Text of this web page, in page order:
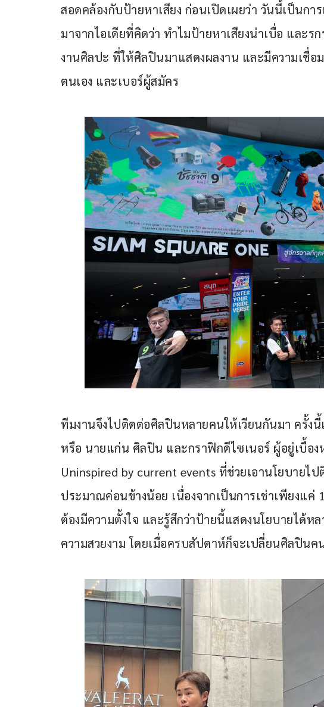
สอดคล้องกับป้ายหาเสียง ก่อนเปิดเผยว่า วันนี้เป็นกา
มาจากไอเดียที่คิดว่า ทำไมป้ายหาเสียงน่าเบื่อ และร
งานศิลปะ ที่ให้ศิลปินมาแสดงผลงาน และมีความเชื่อ
ตนเอง และเบอร์ผู้สมัคร
ทีมงานจึงไปติดต่อศิลปินหลายคนให้เวียนกันมา ครั้ง
หรือ นายแก่น ศิลปิน และกราฟิกดีไซเนอร์ ผู้อยู่เบื้อ
Uninspired by current events ที่ช่วยเอานโยบายไ
ประมาณค่อนข้างน้อย เนื่องจากเป็นการเช่าเพียงแ
ต้องมีความตั้งใจ และรู้สึกว่าป้ายนี้แสดงนโยบายได้ห
ความสวยงาม โดยเมื่อครบสัปดาห์ก็จะเปลี่ยนศิลปินค